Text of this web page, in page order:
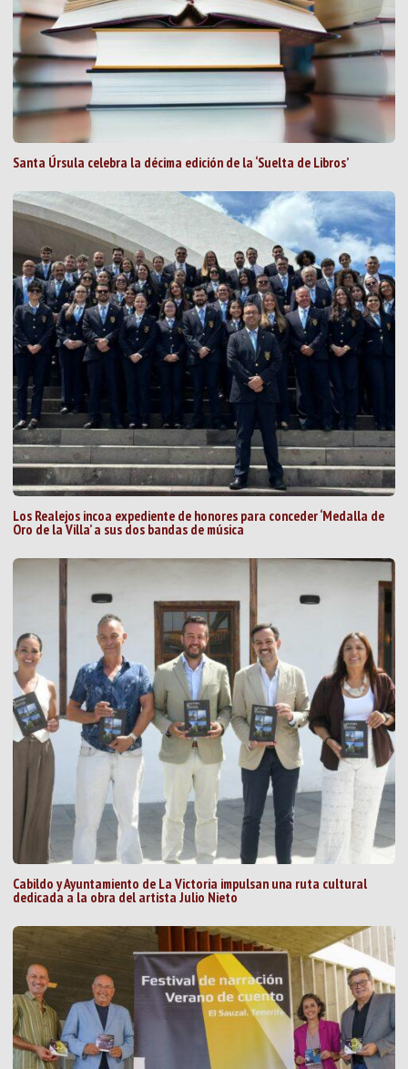
Santa Úrsula celebra la décima edición de la ‘Suelta de Libros’
Los Realejos incoa expediente de honores para conceder ‘Medalla de
Oro de la Villa’ a sus dos bandas de música
Cabildo y Ayuntamiento de La Victoria impulsan una ruta cultural
dedicada a la obra del artista Julio Nieto